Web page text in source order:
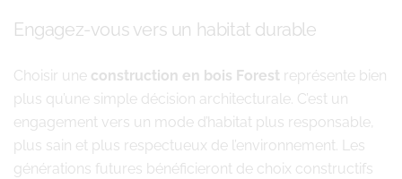
Engagez-vous vers un habitat durable
Choisir une construction en bois Forest représente bien
plus qu’une simple décision architecturale. C’est un
engagement vers un mode d’habitat plus responsable,
plus sain et plus respectueux de l’environnement. Les
générations futures bénéficieront de choix constructifs